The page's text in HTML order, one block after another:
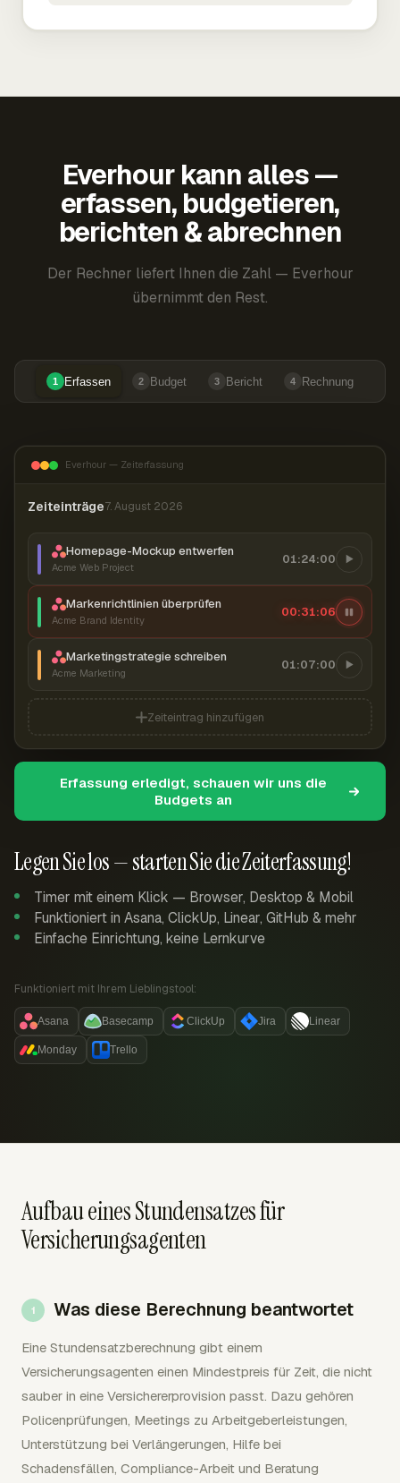
Everhour kann alles —
erfassen, budgetieren,
berichten & abrechnen
Der Rechner liefert Ihnen die Zahl — Everhour
übernimmt den Rest.
1 Erfassen 2 Budget 3 Bericht 4 Rechnung
Legen Sie los — starten Sie die Zeiterfassung!
Timer mit einem Klick — Browser, Desktop & Mobil
Funktioniert in Asana, ClickUp, Linear, GitHub & mehr
Einfache Einrichtung, keine Lernkurve
Funktioniert mit Ihrem Lieblingstool:
Asana Basecamp ClickUp Jira Linear
Monday Trello
Everhour — Zeiterfassung
Zeiteinträge7. August 2026
Homepage-Mockup entwerfen
Acme Web Project
01:24:00
Markenrichtlinien überprüfen
Acme Brand Identity
00:31:07
Marketingstrategie schreiben
Acme Marketing
01:07:00
Zeiteintrag hinzufügen
Erfassung erledigt, schauen wir uns die
Budgets an
Aufbau eines Stundensatzes für
Versicherungsagenten
Was diese Berechnung beantwortet
Eine Stundensatzberechnung gibt einem
Versicherungsagenten einen Mindestpreis für Zeit, die nicht
sauber in eine Versichererprovision passt. Dazu gehören
Policenprüfungen, Meetings zu Arbeitgeberleistungen,
Unterstützung bei Verlängerungen, Hilfe bei
Schadensfällen, Compliance-Arbeit und Beratung